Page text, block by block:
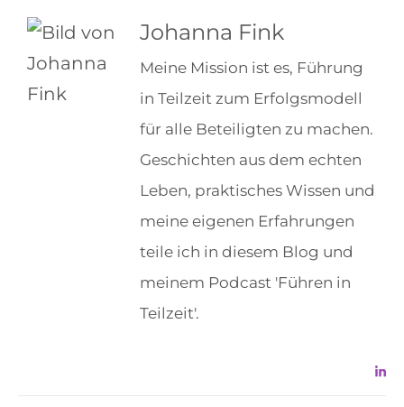
Johanna Fink
Meine Mission ist es, Führung
in Teilzeit zum Erfolgsmodell
für alle Beteiligten zu machen.
Geschichten aus dem echten
Leben, praktisches Wissen und
meine eigenen Erfahrungen
teile ich in diesem Blog und
meinem Podcast 'Führen in
Teilzeit'.